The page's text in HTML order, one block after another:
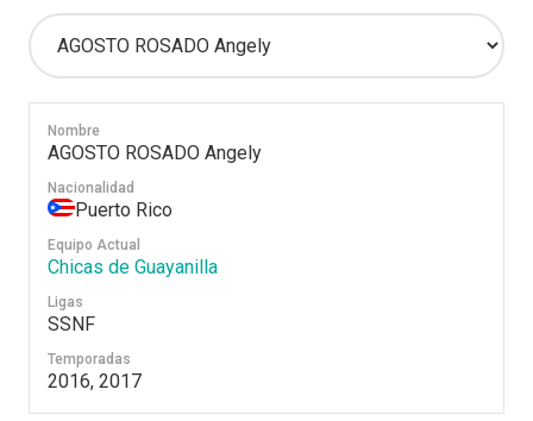
Nombre
AGOSTO ROSADO Angely
Nacionalidad
Puerto Rico
Equipo Actual
Chicas de Guayanilla
Ligas
SSNF
Temporadas
2016, 2017